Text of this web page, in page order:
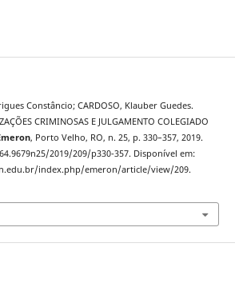
Constâncio; CARDOSO, Klauber Guedes.
CRIMINOSAS E JULGAMENTO COLEGIADO
, Porto Velho, RO, n. 25, p. 330–357, 2019.
2019/209/p330-357. Disponível em:
index.php/emeron/article/view/209.